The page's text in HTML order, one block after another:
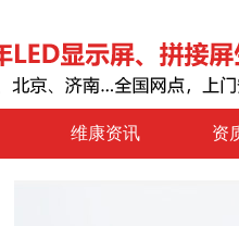
维康资讯 资